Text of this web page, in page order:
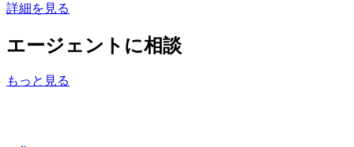
詳細を見る
エージェントに相談
もっと見る